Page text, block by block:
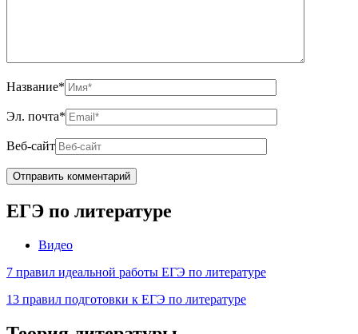
Название*
Эл. почта*
Веб-сайт
ЕГЭ по литературе
Видео
7 правил идеальной работы ЕГЭ по литературе
13 правил подготовки к ЕГЭ по литературе